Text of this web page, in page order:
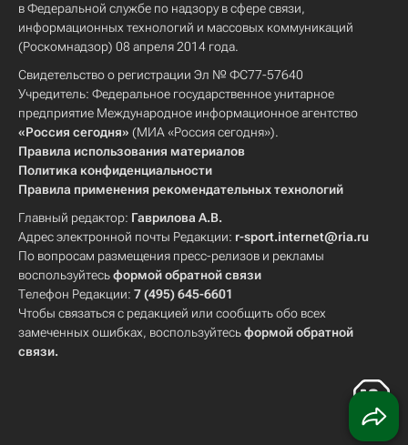
в Федеральной службе по надзору в сфере связи,
информационных технологий и массовых коммуникаций
(Роскомнадзор) 08 апреля 2014 года.
Свидетельство о регистрации Эл № ФС77-57640
Учредитель: Федеральное государственное унитарное
предприятие Международное информационное агентство
«Россия сегодня» (МИА «Россия сегодня»).
Правила использования материалов
Политика конфиденциальности
Правила применения рекомендательных технологий
Главный редактор: Гаврилова А.В.
Адрес электронной почты Редакции: r-sport.internet@ria.ru
По вопросам размещения пресс-релизов и рекламы
воспользуйтесьформой обратной связи
Телефон Редакции: 7 (495) 645-6601
Чтобы связаться с редакцией или сообщить обо всех
замеченных ошибках, воспользуйтесьформой обратной
связи.